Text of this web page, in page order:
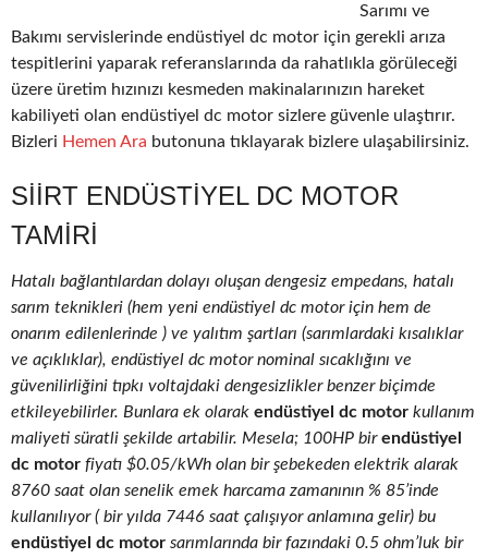
Sarımı ve
Bakımı servislerinde endüstiyel dc motor için gerekli arıza
tespitlerini yaparak referanslarında da rahatlıkla görüleceği
üzere üretim hızınızı kesmeden makinalarınızın hareket
kabiliyeti olan endüstiyel dc motor sizlere güvenle ulaştırır.
Bizleri Hemen Ara butonuna tıklayarak bizlere ulaşabilirsiniz.
SIIRT ENDÜSTIYEL DC MOTOR
TAMIRI
Hatalı bağlantılardan dolayı oluşan dengesiz empedans, hatalı
sarım teknikleri (hem yeni endüstiyel dc motor için hem de
onarım edilenlerinde ) ve yalıtım şartları (sarımlardaki kısalıklar
ve açıklıklar), endüstiyel dc motor nominal sıcaklığını ve
güvenilirliğini tıpkı voltajdaki dengesizlikler benzer biçimde
etkileyebilirler. Bunlara ek olarak endüstiyel dc motor kullanım
maliyeti süratli şekilde artabilir. Mesela; 100HP birendüstiyel
dc motor fiyatı $0.05/kWh olan bir şebekeden elektrik alarak
8760 saat olan senelik emek harcama zamanının % 85’inde
kullanılıyor ( bir yılda 7446 saat çalışıyor anlamına gelir) bu
endüstiyel dc motor sarımlarında bir fazındaki 0.5 ohm’luk bir